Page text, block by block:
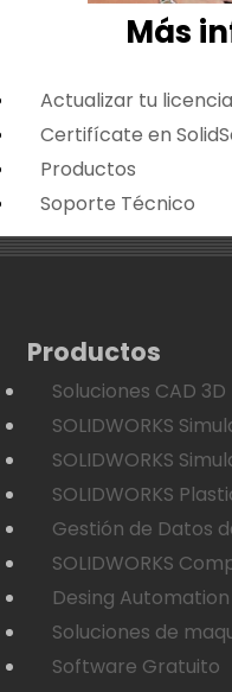
Más i
Actualizar tu
Certifícate en
Productos
Soporte Técnico
Productos
Soluciones CAD 3D
SOLIDWORKS
SOLIDWORKS
SOLIDWORKS
Gestión de Datos
SOLIDWORKS
Desing Automation
Soluciones de
Software Gratuito